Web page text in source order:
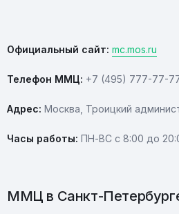
Официальный сайт: mc.mos.ru
Телефон ММЦ: +7 (495) 777-77-
Адрес: Москва, Троицкий
Часы работы: ПН-ВС с 8:00 до
ММЦ в Санкт-